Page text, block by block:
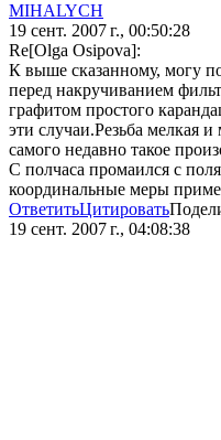
MIHALYCH
19 сент. 2007 г., 00:50:28
Re[Olga Osipova]:
К выше сказанному, могу
перед накручиванием
графитом простого
эти случаи.Резьба мелкая
самого недавно такое
С полчаса промаился с
координальные меры
ОтветитьЦитировать
19 сент. 2007 г., 04:08:38